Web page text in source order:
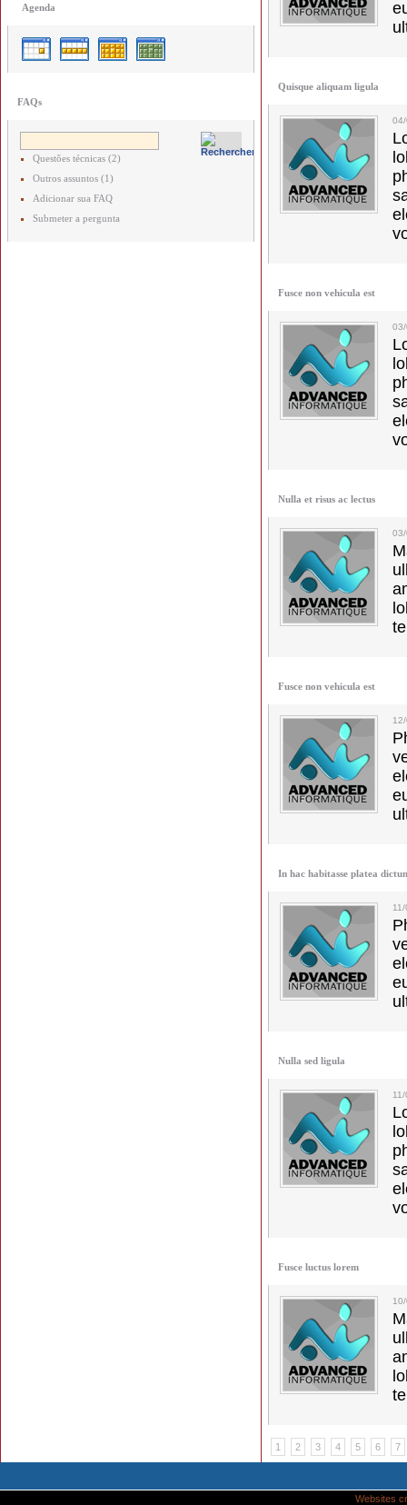
Agenda
FAQs
Questões técnicas (2)
Outros assuntos (1)
Adicionar sua FAQ
Submeter a pergunta
Quisque aliquam ligula
Fusce non vehicula est
Nulla et risus ac lectus
Fusce non vehicula est
In hac habitasse platea
Nulla sed ligula
Fusce luctus lorem
1 2 3 4 5 6 7
Websites